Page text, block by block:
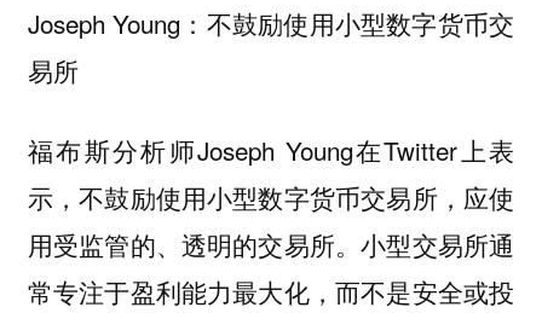
Joseph Young：不鼓励使用小型数字货币交
易所
福布斯分析师Joseph Young在Twitter上表
示，不鼓励使用小型数字货币交易所，应使
用受监管的、透明的交易所。小型交易所通
常专注于盈利能力最大化，而不是安全或投